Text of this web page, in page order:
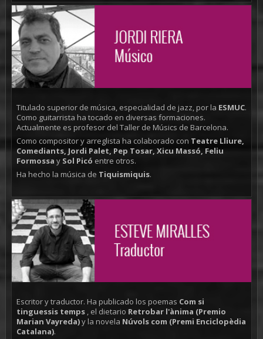
Titulado superior de música, especialidad de jazz, por la ESMUC.
Como guitarrista ha tocado en diversas formaciones.
Actualmente es profesor del Taller de Músics de Barcelona.
Como compositor y arreglista ha colaborado con Teatre Lliure,
Comediants, Jordi Palet, Pep Tosar, Xicu Massó, Feliu
Formossa y Sol Picó entre otros.
Ha hecho la música de Tiquismiquis.
Escritor y traductor. Ha publicado los poemas Com si
tinguessis temps , el dietario Retrobar l'ànima (Premio
Marian Vayreda)y la novela Núvols com (Premi Enciclopèdia
Catalana).